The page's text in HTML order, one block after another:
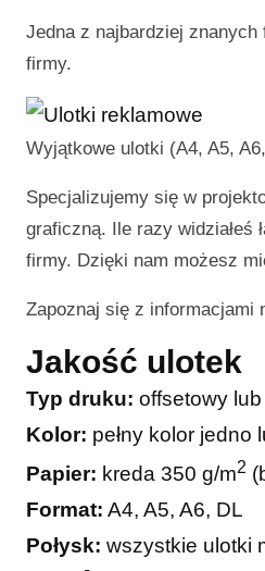
Jedna z najbardziej znanych
firmy.
Wyjątkowe ulotki (A4, A5,
Specjalizujemy się w
graficzną. Ile razy widziałeś
firmy. Dzięki nam możesz
Zapoznaj się z informacjami
Jakość ulotek
Typ druku: offsetowy
Kolor: pełny kolor jedno
Papier: kreda 350 g/m2
Format: A4, A5, A6, DL
Połysk: wszystkie ulotki